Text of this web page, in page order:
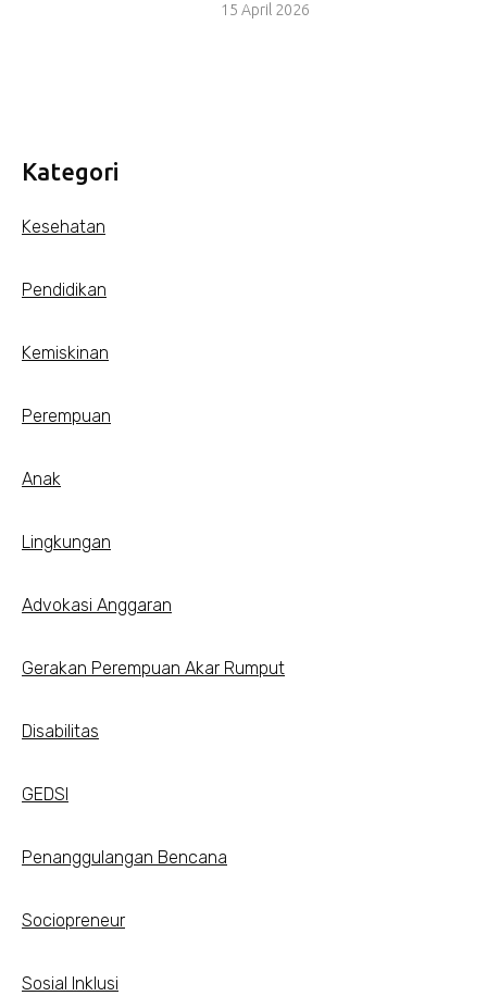
15 April 2026
Kategori
Kesehatan
Pendidikan
Kemiskinan
Perempuan
Anak
Lingkungan
Advokasi Anggaran
Gerakan Perempuan Akar Rumput
Disabilitas
GEDSI
Penanggulangan Bencana
Sociopreneur
Sosial Inklusi